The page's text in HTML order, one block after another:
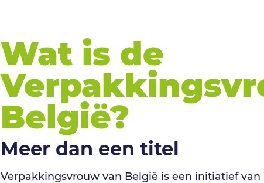
Wat is de
België?
Meer dan een titel
Verpakkingsvrouw van België is een initiatief van